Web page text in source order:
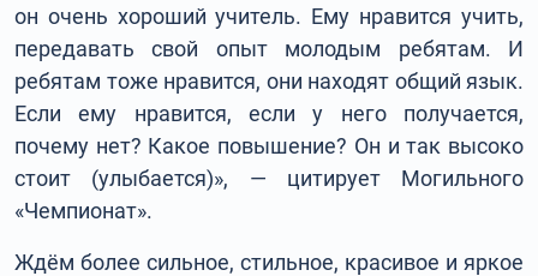
он очень хороший учитель. Ему нравится учить,
передавать свой опыт молодым ребятам. И
ребятам тоже нравится, они находят общий язык.
Если ему нравится, если у него получается,
почему нет? Какое повышение? Он и так высоко
стоит (улыбается)», — цитирует Могильного
«Чемпионат».
Ждём более сильное, стильное, красивое и яркое